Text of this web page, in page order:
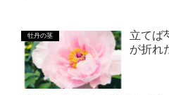
牡丹の茎
立てば
が折れ